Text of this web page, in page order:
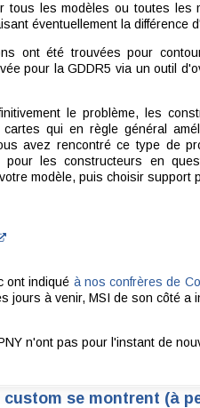
tous les modèles ou toutes les
éventuellement la différence
ont été trouvées pour
pour la GDDR5 via un outil
le problème, les
qui en règle général
avez rencontré ce type de
pour les constructeurs en
modèle, puis choisir support
ont indiqué à nos confrères de
jours à venir, MSI de son côté a
n'ont pas pour l'instant de
custom se montrent (à